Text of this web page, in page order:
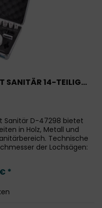
SANITÄR 14-TEILIG...
Sanitär D-47298 bietet
in Holz, Metall und
Technische
der Lochsägen:
*